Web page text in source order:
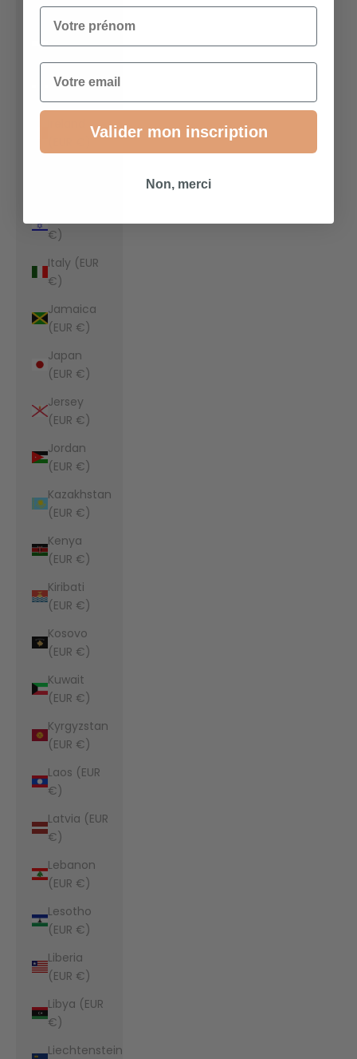
Indonesia
(EUR €)
Iraq (EUR
€)
Italy (EUR
€)
Jamaica
(EUR €)
Japan
(EUR €)
Jersey
(EUR €)
Jordan
(EUR €)
Kazakhstan
(EUR €)
Kenya
(EUR €)
Kiribati
(EUR €)
Kosovo
(EUR €)
Kuwait
(EUR €)
Kyrgyzstan
(EUR €)
Laos (EUR
€)
Latvia (EUR
€)
Lebanon
(EUR €)
Lesotho
(EUR €)
Liberia
(EUR €)
Libya (EUR
€)
Liechtenstein
Votre prénom
Email
Valider mon inscription
Non, merci